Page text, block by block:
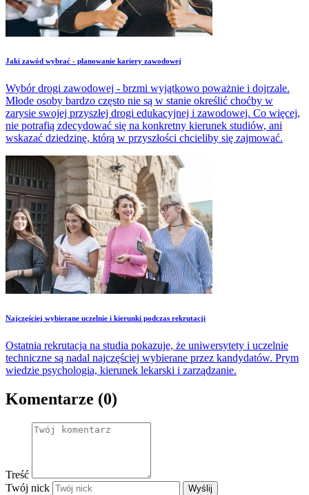
Jaki zawód wybrać - planowanie kariery zawodowej
Wybór drogi zawodowej - brzmi wyjątkowo poważnie i dojrzale.
Młode osoby bardzo często nie są w stanie określić choćby w
zarysie swojej przyszłej drogi edukacyjnej i zawodowej. Co więcej,
nie potrafią zdecydować się na konkretny kierunek studiów, ani
wskazać dziedzinę, którą w przyszłości chcieliby się zajmować.
Najczęściej wybierane uczelnie i kierunki podczas rekrutacji
Ostatnia rekrutacja na studia pokazuje, że uniwersytety i uczelnie
techniczne są nadal najczęściej wybierane przez kandydatów. Prym
wiedzie psychologia, kierunek lekarski i zarządzanie.
Komentarze (0)
Treść
Twój nick
Wyślij